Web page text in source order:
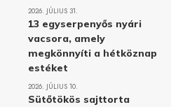
2026. JÚLIUS 31.
13 egyserpenyős nyári
vacsora, amely
megkönnyíti a hétköznap
estéket
2026. JÚLIUS 10.
Sütőtökös sajttorta